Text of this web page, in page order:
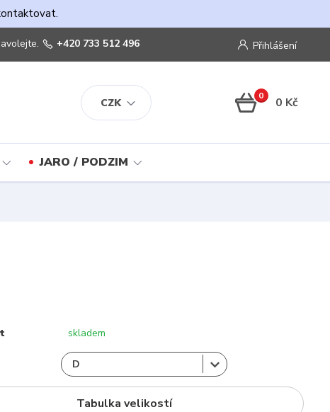
CZK
Přihlášení
+420 733 512 496
0 0 Kč
JARO / PODZIM
skladem
Tabulka velikostí